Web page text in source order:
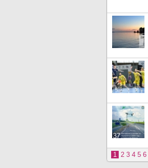
1 2 3 4 5 6